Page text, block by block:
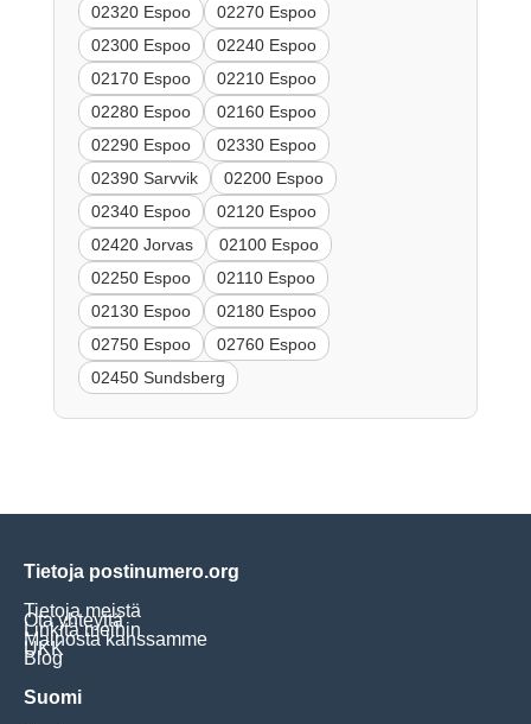
02320 Espoo
02270 Espoo
02300 Espoo
02240 Espoo
02170 Espoo
02210 Espoo
02280 Espoo
02160 Espoo
02290 Espoo
02330 Espoo
02390 Sarvvik
02200 Espoo
02340 Espoo
02120 Espoo
02420 Jorvas
02100 Espoo
02250 Espoo
02110 Espoo
02130 Espoo
02180 Espoo
02750 Espoo
02760 Espoo
02450 Sundsberg
Tietoja postinumero.org
Tietoja meistä
Ota yhteyttä
Linkitä meihin
Mainosta kanssamme
UKK
Blog
Suomi